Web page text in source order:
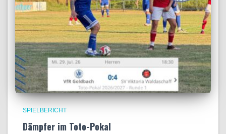
SPIELBERICHT
Dämpfer im Toto-Pokal